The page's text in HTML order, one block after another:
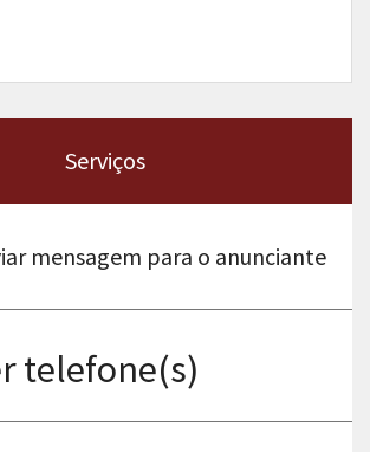
Serviços
mensagem para o anunciante
telefone(s)